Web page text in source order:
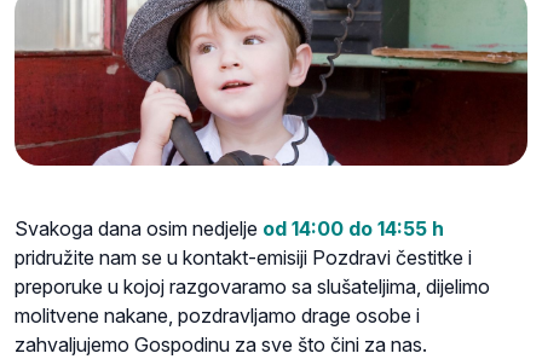
Svakoga dana osim nedjelje od 14:00 do 14:55 h
pridružite nam se u kontakt-emisiji Pozdravi čestitke i
preporuke u kojoj razgovaramo sa slušateljima, dijelimo
molitvene nakane, pozdravljamo drage osobe i
zahvaljujemo Gospodinu za sve što čini za nas.